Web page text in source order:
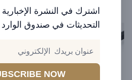
اشترك في النشرة الإخبارية
التحديثات في صندوق
NOW